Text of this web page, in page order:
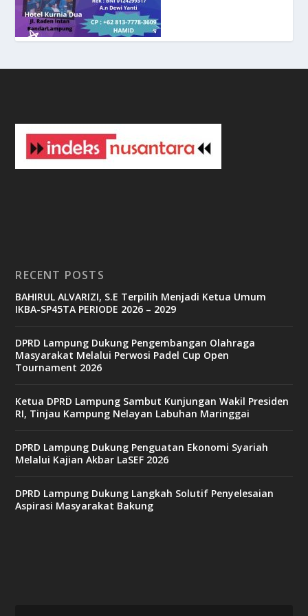
c
a
s
o
b
e
t
e
t
c
a
s
n
o
v
9
c
a
RECENT POSTS
BAHIRUL ALVARIZI, S.E Terpilih Menjadi Ketua Umum
IKBA-SP45TA PERIODE 2026 – 2029
DPRD Lampung Dukung Pengembangan Olahraga
Masyarakat Melalui Perwosi Padel Cup Open
Tournament 2026
Ketua DPRD Lampung Sambut Kunjungan Wakil Presiden
RI, Tinjau Kampung Nelayan Labuhan Maringgai
DPRD Lampung Dukung Penguatan Ekonomi Syariah
Melalui Kajian Akbar LaSEF 2026
DPRD Lampung Dukung Langkah Solutif Penyelesaian
Aspirasi Masyarakat Bakung